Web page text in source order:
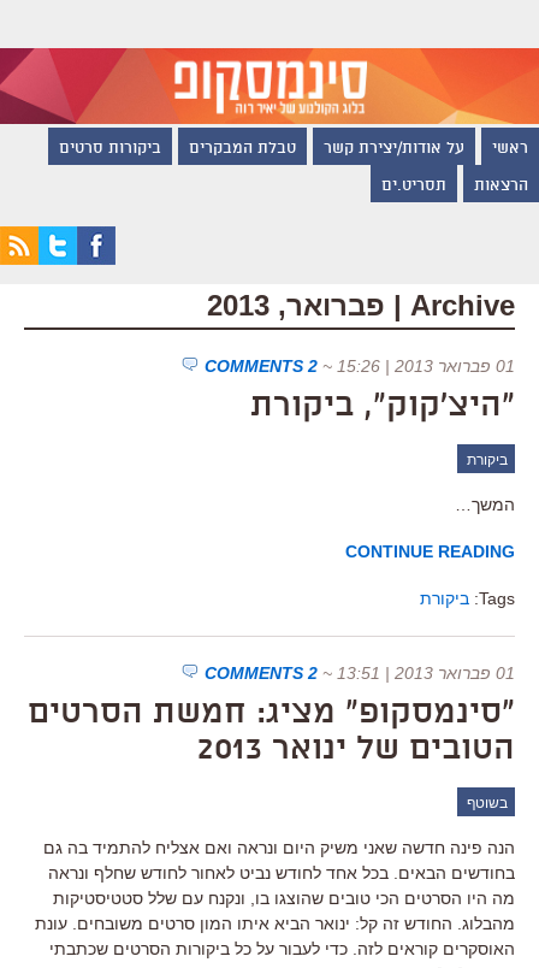
ראשי על אודות/יצירת קשר טבלת המבקרים ביקורות סרטים
הרצאות תסריט.ים
Archive | פברואר, 2013
01 פברואר 2013 | 15:26 ~
2 COMMENTS
"היצ'קוק", ביקורת
ביקורת
המשך…
CONTINUE READING
Tags: ביקורת
01 פברואר 2013 | 13:51 ~
2 COMMENTS
"סינמסקופ" מציג: חמשת הסרטים
הטובים של ינואר 2013
בשוטף
הנה פינה חדשה שאני משיק היום ונראה ואם אצליח להתמיד בה גם
בחודשים הבאים. בכל אחד לחודש נביט לאחור לחודש שחלף ונראה
מה היו הסרטים הכי טובים שהוצגו בו, ונקנח עם שלל סטטיסטיקות
מהבלוג. החודש זה קל: ינואר הביא איתו המון סרטים משובחים. עונת
האוסקרים קוראים לזה. כדי לעבור על כל ביקורות הסרטים שכתבתי